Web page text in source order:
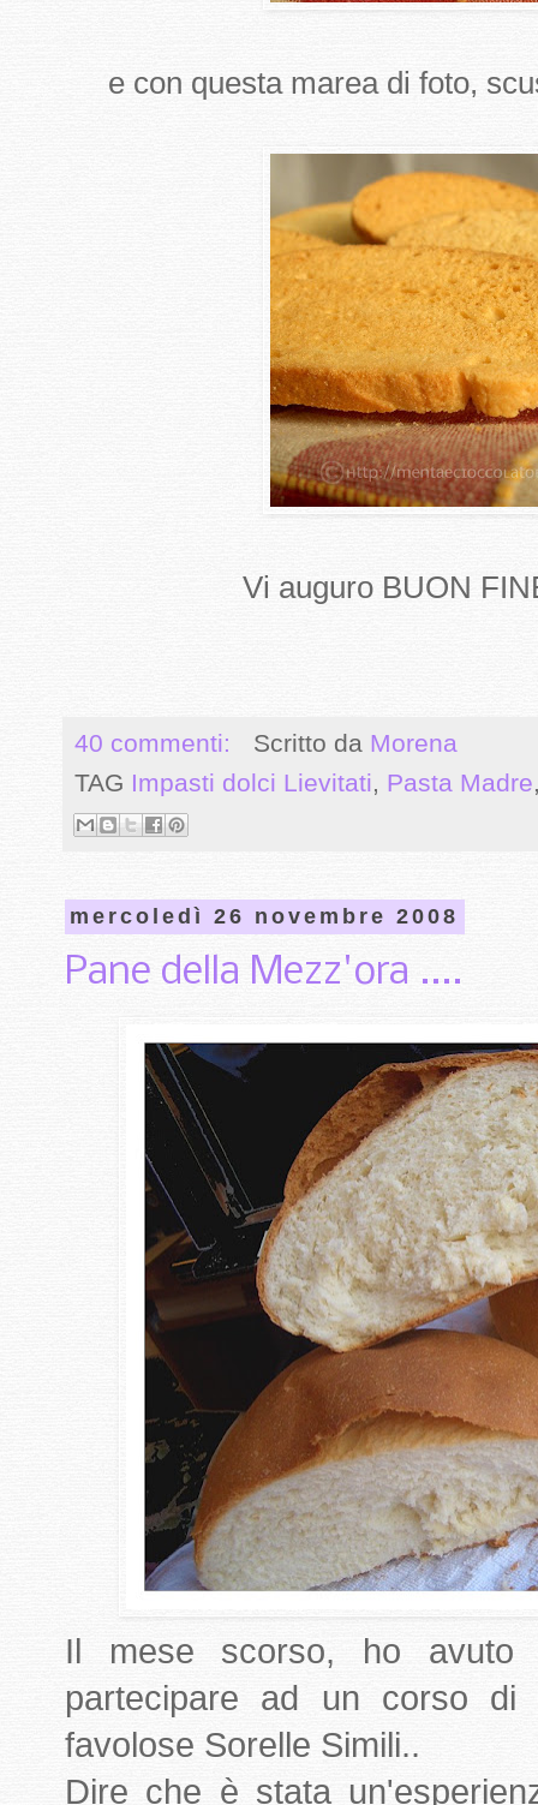
e con questa marea di foto,
Vi auguro BUON
40 commenti: Scritto da Morena
TAG Impasti dolci Lievitati, Pasta Madre
mercoledì 26 novembre 2008
Pane della Mezz'ora ....
Il mese scorso, ho avuto
partecipare ad un corso di
favolose Sorelle Simili..
Dire che è stata